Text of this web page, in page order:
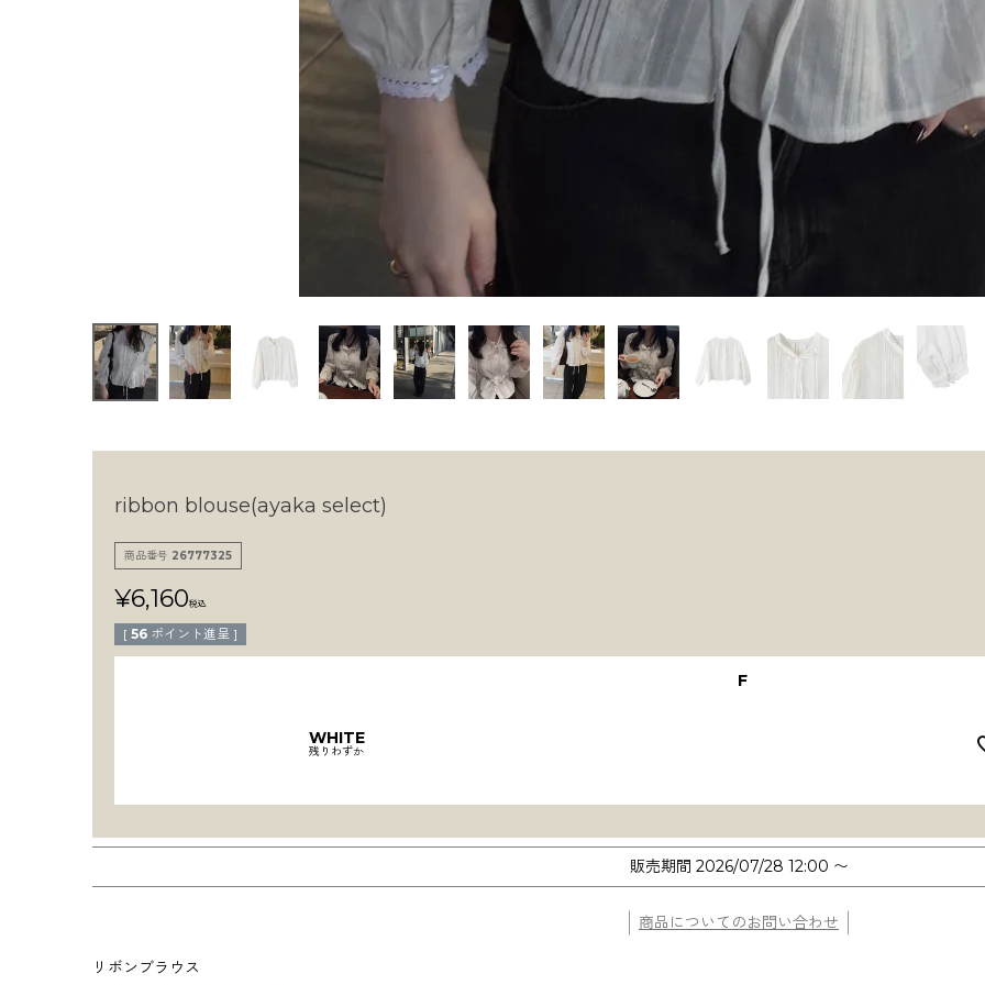
ribbon blouse(ayaka select)
商品番号 26777325
¥6,160税込
[ 56 ポイント進呈 ]
F
WHITE
残りわずか
販売期間 2026/07/28 12:00 〜
商品についてのお問い合わせ
リボンブラウス